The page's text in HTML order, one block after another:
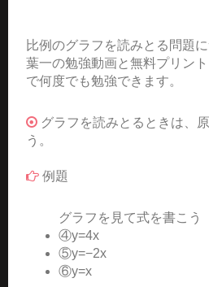
比例のグラフを読みとる問題
葉一の勉強動画と無料プリン
で何度でも勉強できます。
グラフを読みとるときは、
う。
例題
グラフを見て式を書こう
④y=4x
⑤y=−2x
⑥y=x